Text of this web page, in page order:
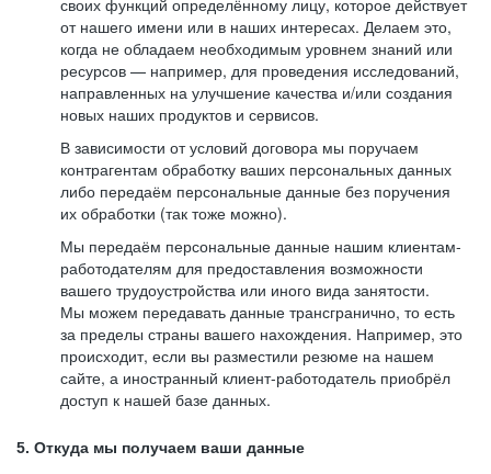
своих функций определённому лицу, которое действует
от нашего имени или в наших интересах. Делаем это,
когда не обладаем необходимым уровнем знаний или
ресурсов — например, для проведения исследований,
направленных на улучшение качества и/или создания
новых наших продуктов и сервисов.
В зависимости от условий договора мы поручаем
контрагентам обработку ваших персональных данных
либо передаём персональные данные без поручения
их обработки (так тоже можно).
Мы передаём персональные данные нашим клиентам-
работодателям для предоставления возможности
вашего трудоустройства или иного вида занятости.
Мы можем передавать данные трансгранично, то есть
за пределы страны вашего нахождения. Например, это
происходит, если вы разместили резюме на нашем
сайте, а иностранный клиент-работодатель приобрёл
доступ к нашей базе данных.
5. Откуда мы получаем ваши данные